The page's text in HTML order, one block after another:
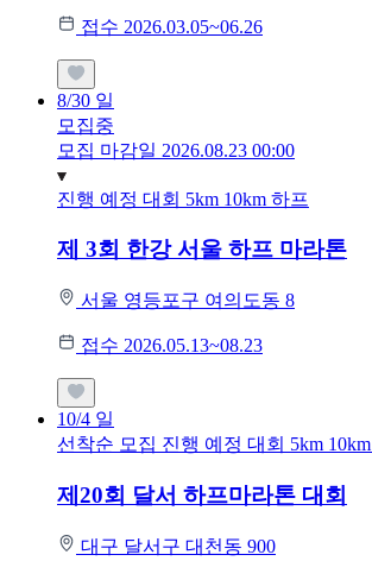
접수 2026.03.05~06.26
8/30 일
모집중
모집 마감일 2026.08.23 00:00
진행 예정 대회 5km 10km 하프
제 3회 한강 서울 하프 마라톤
서울 영등포구 여의도동 8
접수 2026.05.13~08.23
10/4 일
선착순 모집 진행 예정 대회 5km 10km
제20회 달서 하프마라톤 대회
대구 달서구 대천동 900